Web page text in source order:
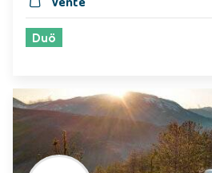
Vente
Duö